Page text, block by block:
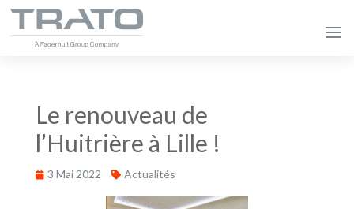
Le renouveau de
l’Huitrière à Lille !
3 Mai 2022 Actualités